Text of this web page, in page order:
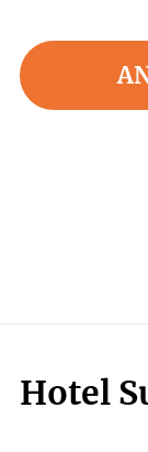
Hotel